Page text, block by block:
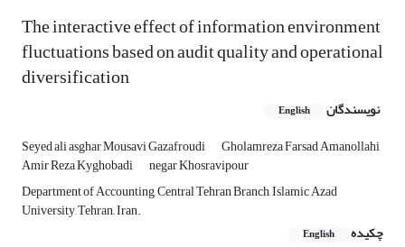
The interactive effect of information environment
fluctuations based on audit quality and operational
diversification
نویسندگان English
Seyed ali asghar Mousavi Gazafroudi Gholamreza Farsad Amanollahi
Amir Reza Kyghobadi
negar Khosravipour
Department of Accounting, Central Tehran Branch, Islamic Azad
University, Tehran,, Iran.
چکیده
English